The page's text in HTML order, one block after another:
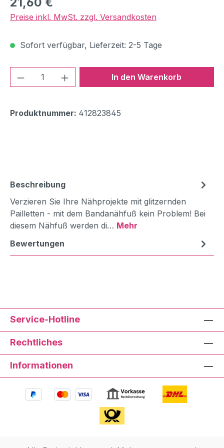
Preise inkl. MwSt. zzgl. Versandkosten
Sofort verfügbar, Lieferzeit: 2-5 Tage
Produkt Anzahl: Gib denIn den Warenkorb
Produktnummer: 412823845
Beschreibung
Verzieren Sie Ihre Nähprojekte mit glitzernden
Pailletten - mit dem Bandanähfuß kein Problem! Bei
diesem Nähfuß werden di… Mehr
Bewertungen
Service-Hotline
Rechtliches
Informationen